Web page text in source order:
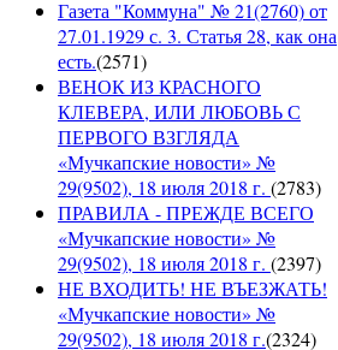
Газета "Коммуна" № 21(2760) от
27.01.1929 с. 3. Статья 28, как она
есть.(2571)
ВЕНОК ИЗ КРАСНОГО
КЛЕВЕРА, ИЛИ ЛЮБОВЬ С
ПЕРВОГО ВЗГЛЯДА
«Мучкапские новости» №
29(9502), 18 июля 2018 г. (2783)
ПРАВИЛА - ПРЕЖДЕ ВСЕГО
«Мучкапские новости» №
29(9502), 18 июля 2018 г. (2397)
НЕ ВХОДИТЬ! НЕ ВЪЕЗЖАТЬ!
«Мучкапские новости» №
29(9502), 18 июля 2018 г.(2324)